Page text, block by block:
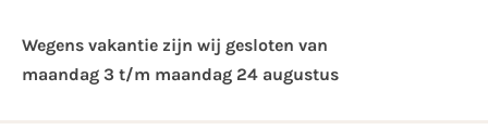
Wegens vakantie zijn wij gesloten van ​
maandag 3 t/m maandag 24 augustus